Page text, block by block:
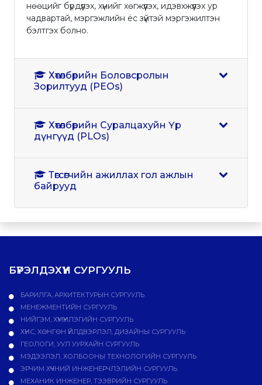
нөөцийг бүрдүүлэх, хүнийг хөгжүүлэх, идэвхжүүлэх ур
чадвартай, мэргэжлийн ёс зүйтэй мэргэжилтэн
бэлтгэх болно.
Зорилтууд (PEOs)
дүнгүүд (PLOs)
байрууд
БҮРЭЛДЭХҮҮН СУРГУУЛЬ
БАРИЛГА, АРХИТЕКТУРЫН СУРГУУЛЬ
МЕНЕЖМЕНТИЙН СУРГУУЛЬ
НИЙГЭМ, ХҮМҮҮНЛЭГИЙН СУРГУУЛЬ
ХҮНС, ХӨНГӨН ҮЙЛДВЭРЛЭЛ, ДИЗАЙНЫ СУРГУУЛЬ
ГЕОЛОГИ, УУЛ УУРХАЙН СУРГУУЛЬ
МЭДЭЭЛЭЛ, ХОЛБООНЫ ТЕХНОЛОГИЙН СУРГУУЛЬ
ЭРЧИМ ХҮЧНИЙ ИНЖЕНЕРЧЛЭЛИЙН СУРГУУЛЬ
МЕХАНИК ИНЖЕНЕР, ТЭЭВРИЙН СУРГУУЛЬ